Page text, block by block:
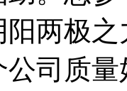
两极
司质